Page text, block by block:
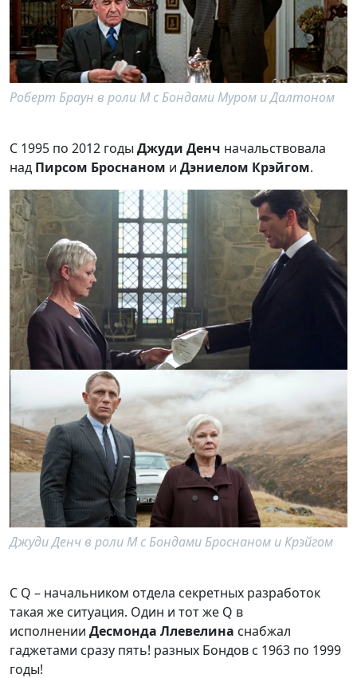
Роберт Браун в роли M с Бондами Муром и Далтоном
С 1995 по 2012 годы Джуди Денч начальствовала
над Пирсом Броснаном и Дэниелом Крэйгом.
Джуди Денч в роли M с Бондами Броснаном и Крэйгом
С Q – начальником отдела секретных разработок
такая же ситуация. Один и тот же Q в
исполнении Десмонда Ллевелина снабжал
гаджетами сразу пять! разных Бондов с 1963 по 1999
годы!